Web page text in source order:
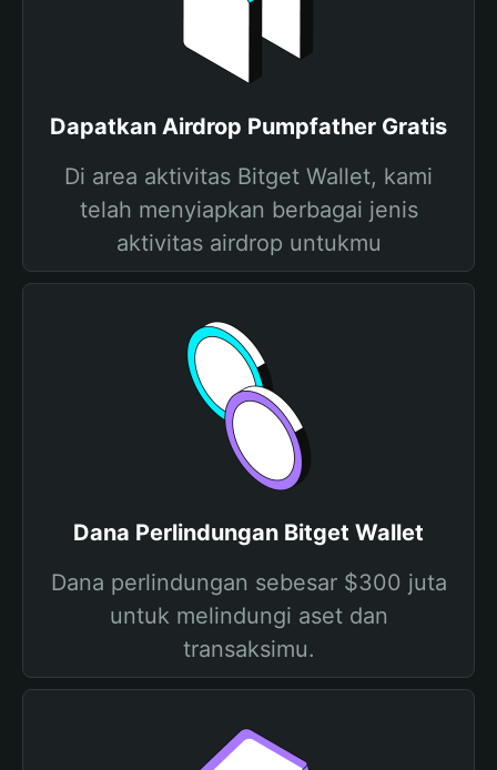
Dapatkan Airdrop Pumpfather Gratis
Di area aktivitas Bitget Wallet, kami
telah menyiapkan berbagai jenis
aktivitas airdrop untukmu
Dana Perlindungan Bitget Wallet
Dana perlindungan sebesar $300 juta
untuk melindungi aset dan
transaksimu.